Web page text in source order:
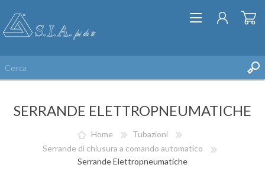
SERRANDE ELETTROPNEUMATICHE
Home
Tubazioni
Serrande di chiusura a comando automatico
Serrande Elettropneumatiche